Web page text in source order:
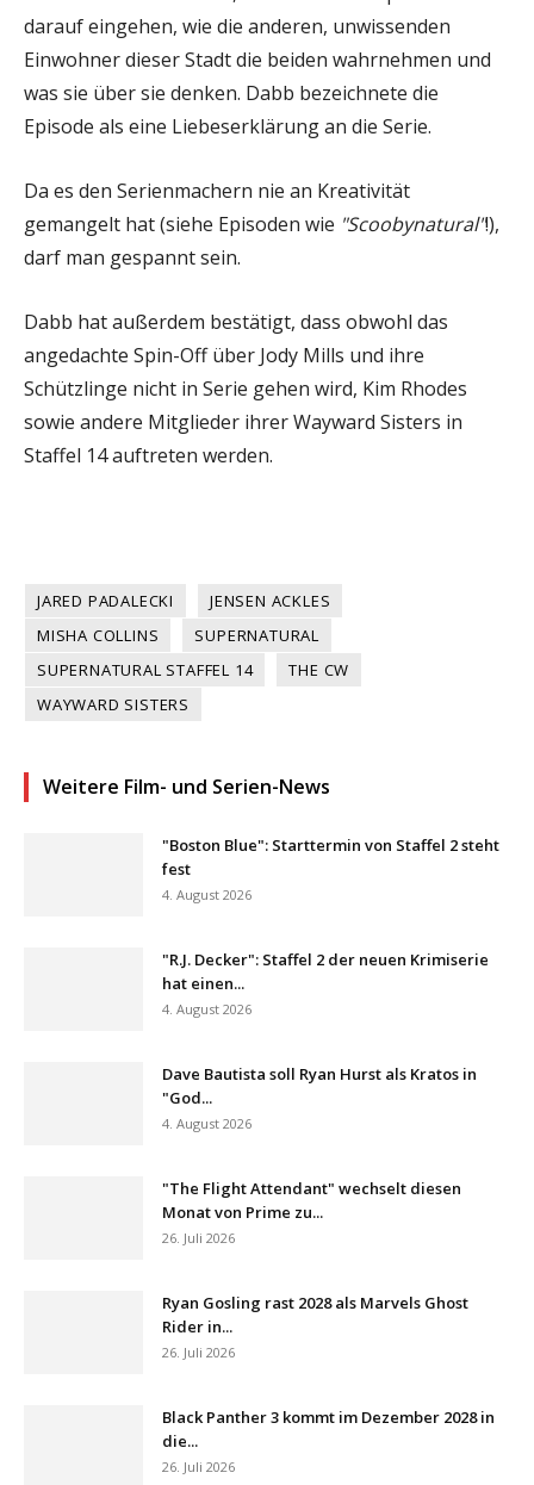
darauf eingehen, wie die anderen, unwissenden
Einwohner dieser Stadt die beiden wahrnehmen und
was sie über sie denken. Dabb bezeichnete die
Episode als eine Liebeserklärung an die Serie.
Da es den Serienmachern nie an Kreativität
gemangelt hat (siehe Episoden wie "Scoobynatural"!),
darf man gespannt sein.
Dabb hat außerdem bestätigt, dass obwohl das
angedachte Spin-Off über Jody Mills und ihre
Schützlinge nicht in Serie gehen wird, Kim Rhodes
sowie andere Mitglieder ihrer Wayward Sisters in
Staffel 14 auftreten werden.
JARED PADALECKI
JENSEN ACKLES
MISHA COLLINS
SUPERNATURAL
SUPERNATURAL STAFFEL 14
THE CW
WAYWARD SISTERS
Weitere Film- und Serien-News
"Boston Blue": Starttermin von Staffel 2 steht
fest
4. August 2026
"R.J. Decker": Staffel 2 der neuen Krimiserie
hat einen...
4. August 2026
Dave Bautista soll Ryan Hurst als Kratos in
"God...
4. August 2026
"The Flight Attendant" wechselt diesen
Monat von Prime zu...
26. Juli 2026
Ryan Gosling rast 2028 als Marvels Ghost
Rider in...
26. Juli 2026
Black Panther 3 kommt im Dezember 2028 in
die...
26. Juli 2026